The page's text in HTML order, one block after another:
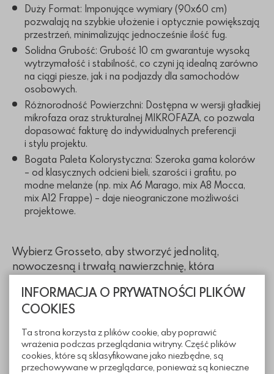
INFORMACJA O PRYWATNOŚCI PLIKÓW
COOKIES
Ta strona korzysta z plików cookie, aby poprawić
wrażenia podczas przeglądania witryny. Część plików
cookies, które są sklasyfikowane jako niezbędne, są
przechowywane w przeglądarce, ponieważ są konieczne
Duży Format: Imponujące wymiary (90x60 cm)
pozwalają na szybkie ułożenie i optycznie powiększają
przestrzeń, minimalizując jednocześnie ilość fug.
Solidna Grubość: Grubość 10 cm gwarantuje wysoką
wytrzymałość i stabilność, co czyni ją idealną zarówno
na ciągi piesze, jak i na podjazdy dla samochodów
osobowych.
Różnorodność Powierzchni: Dostępna w wersji gładkiej
mikrofaza oraz strukturalnej MIKROFAZA, co pozwala
dopasować fakturę do indywidualnych preferencji
i stylu projektu.
Bogata Paleta Kolorystyczna: Szeroka gama kolorów
– od klasycznych odcieni bieli, szarości i grafitu, po
modne melanże (np. mix A6 Marago, mix A8 Mocca,
mix A12 Frappe) – daje nieograniczone możliwości
projektowe.
Wybierz Grosseto, aby stworzyć jednolitą,
nowoczesną i trwałą nawierzchnię, która
zachwyci swoją prostotą i elegancją.
Wymiary